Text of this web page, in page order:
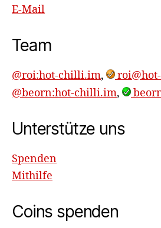
E-Mail
Team
@roi:hot-chilli.im,
@beorn:hot-chilli.im,
Unterstütze uns
Spenden
Mithilfe
Coins spenden